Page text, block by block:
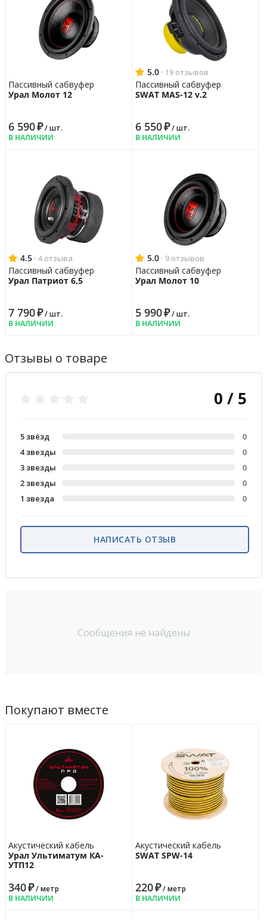
Пассивный сабвуфер
Урал Молот 12
6 590₽/ шт.
В НАЛИЧИИ
5.0 · 19 отзывов
Пассивный сабвуфер
SWAT MAS-12 v.2
6 550₽/ шт.
В НАЛИЧИИ
4.5 · 4 отзыва
Пассивный сабвуфер
Урал Патриот 6,5
7 790₽/ шт.
В НАЛИЧИИ
5.0 · 9 отзывов
Пассивный сабвуфер
Урал Молот 10
5 990₽/ шт.
В НАЛИЧИИ
Отзывы о товаре
Сообщения не найдены
0 / 5
5 звёзд
0
4 звезды
0
3 звезды
0
2 звезды
0
1 звезда
0
НАПИСАТЬ ОТЗЫВ
Покупают вместе
Акустический кабель
Урал Ультиматум КА-
УTП12
340₽/ метр
В НАЛИЧИИ
Акустический кабель
SWAT SPW-14
220₽/ метр
В НАЛИЧИИ